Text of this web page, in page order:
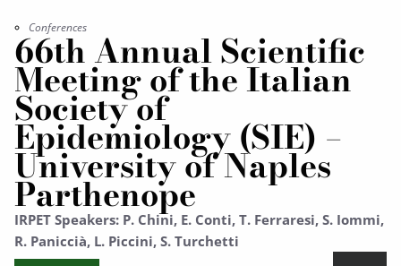
Conferences
66th Annual Scientific
Meeting of the Italian
Society of
Epidemiology (SIE) –
University of Naples
Parthenope
IRPET Speakers: P. Chini, E. Conti, T. Ferraresi, S. Iommi,
R. Paniccià, L. Piccini, S. Turchetti